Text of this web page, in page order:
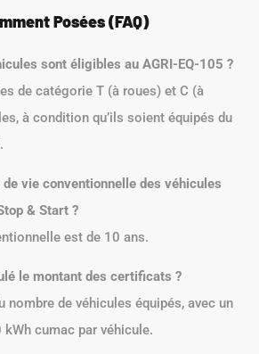
Posées (FAQ)
sont éligibles au AGRI-EQ-105 ?
de catégorie T (à roues) et C (à
à condition qu’ils soient équipés du
vie conventionnelle des véhicules
& Start ?
est de 10 ans.
le montant des certificats ?
nombre de véhicules équipés, avec un
cumac par véhicule.